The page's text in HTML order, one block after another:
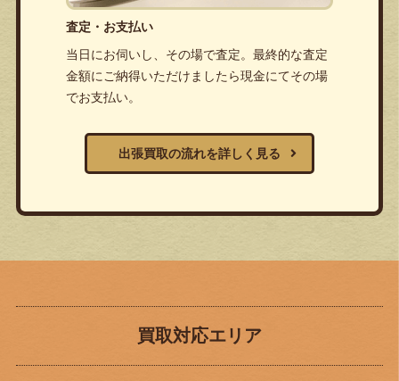
査定・お支払い
当日にお伺いし、その場で査定。最終的な査定
金額にご納得いただけましたら現金にてその場
でお支払い。
出張買取の流れを詳しく見る
買取対応エリア